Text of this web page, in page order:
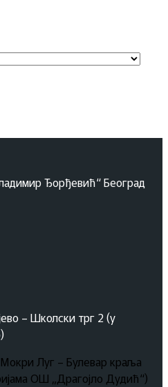
Ђорђевић“ Београд
– Школски трг 2 (у
Луг – Булевар краља
ОШ „Драгојло Дудић“)